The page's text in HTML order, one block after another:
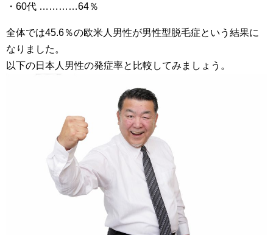
・60代 …………64％
全体では45.6％の欧米人男性が男性型脱毛症という結果に
なりました。
以下の日本人男性の発症率と比較してみましょう。